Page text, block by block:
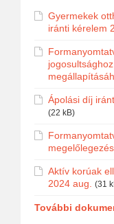
Gyermekek
iránti kérelem
Ápolási díj
(22 kB)
Aktív korúak
2024 aug.
(31
További